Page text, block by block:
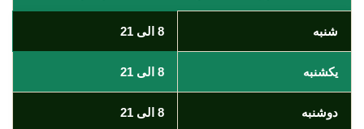
شنبه 8 الی 21
یکشنبه 8 الی 21
دوشنبه 8 الی 21